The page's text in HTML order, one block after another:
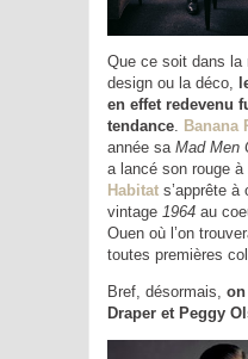
Que ce soit dans la
design ou la déco,
en effet redevenu
tendance
Banana
année sa Mad Men
a lancé son rouge à
Habitat s’apprête à
vintage 1964 au
Ouen où l’on
toutes premières
Bref, désormais, on
Draper et Peggy